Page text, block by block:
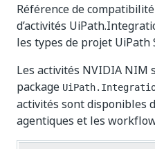
Référence de
d’activités
les types de projet UiPath
Les activités NVIDIA NIM
package
activités sont disponibles
agentiques et les